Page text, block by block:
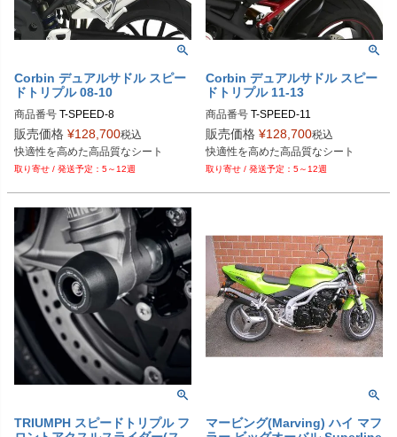
Corbin デュアルサドル スピー
ドトリプル 08-10
商品番号 T-SPEED-8
販売価格 ¥128,700税込
快適性を高めた高品質なシート
5～12週
Corbin デュアルサドル スピー
ドトリプル 11-13
商品番号 T-SPEED-11
販売価格 ¥128,700税込
快適性を高めた高品質なシート
5～12週
TRIUMPH スピードトリプル フ
マービング(Marving) ハイ マフ